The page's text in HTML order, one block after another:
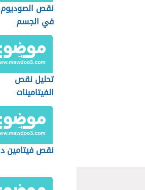
نقص الصوديوم
في الجسم
تحليل نقص
الفيتامينات
نقص فيتامين د